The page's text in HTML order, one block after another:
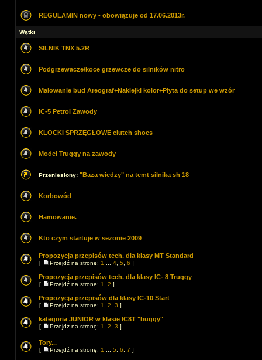
REGULAMIN nowy - obowiązuje od 17.06.2013r.
Wątki
SILNIK TNX 5.2R
Podgrzewacze/koce grzewcze do silników nitro
Malowanie bud Areograf+Naklejki kolor+Płyta do setup we wzór
IC-5 Petrol Zawody
KLOCKI SPRZĘGŁOWE clutch shoes
Model Truggy na zawody
Przeniesiony: "Baza wiedzy" na temt silnika sh 18
Korbowód
Hamowanie.
Kto czym startuje w sezonie 2009
Propozycja przepisów tech. dla klasy MT Standard
[ Przejdź na stronę: 1 4 5 6 ]
Propozycja przepisów tech. dla klasy IC- 8 Truggy
[ Przejdź na stronę: 1 2 ]
Propozycja przepisów dla klasy IC-10 Start
[ Przejdź na stronę: 1 2 3 ]
kategoria JUNIOR w klasie IC8T "buggy"
[ Przejdź na stronę: 1 2 3 ]
Tory...
[ Przejdź na stronę: 1 5 6 7 ]